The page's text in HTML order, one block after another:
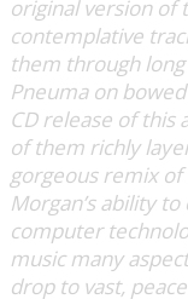
original version
contemplative
them through
Pneuma on
CD release of this
of them richly
gorgeous remix
Morgan’s ability
computer
music many
drop to vast,